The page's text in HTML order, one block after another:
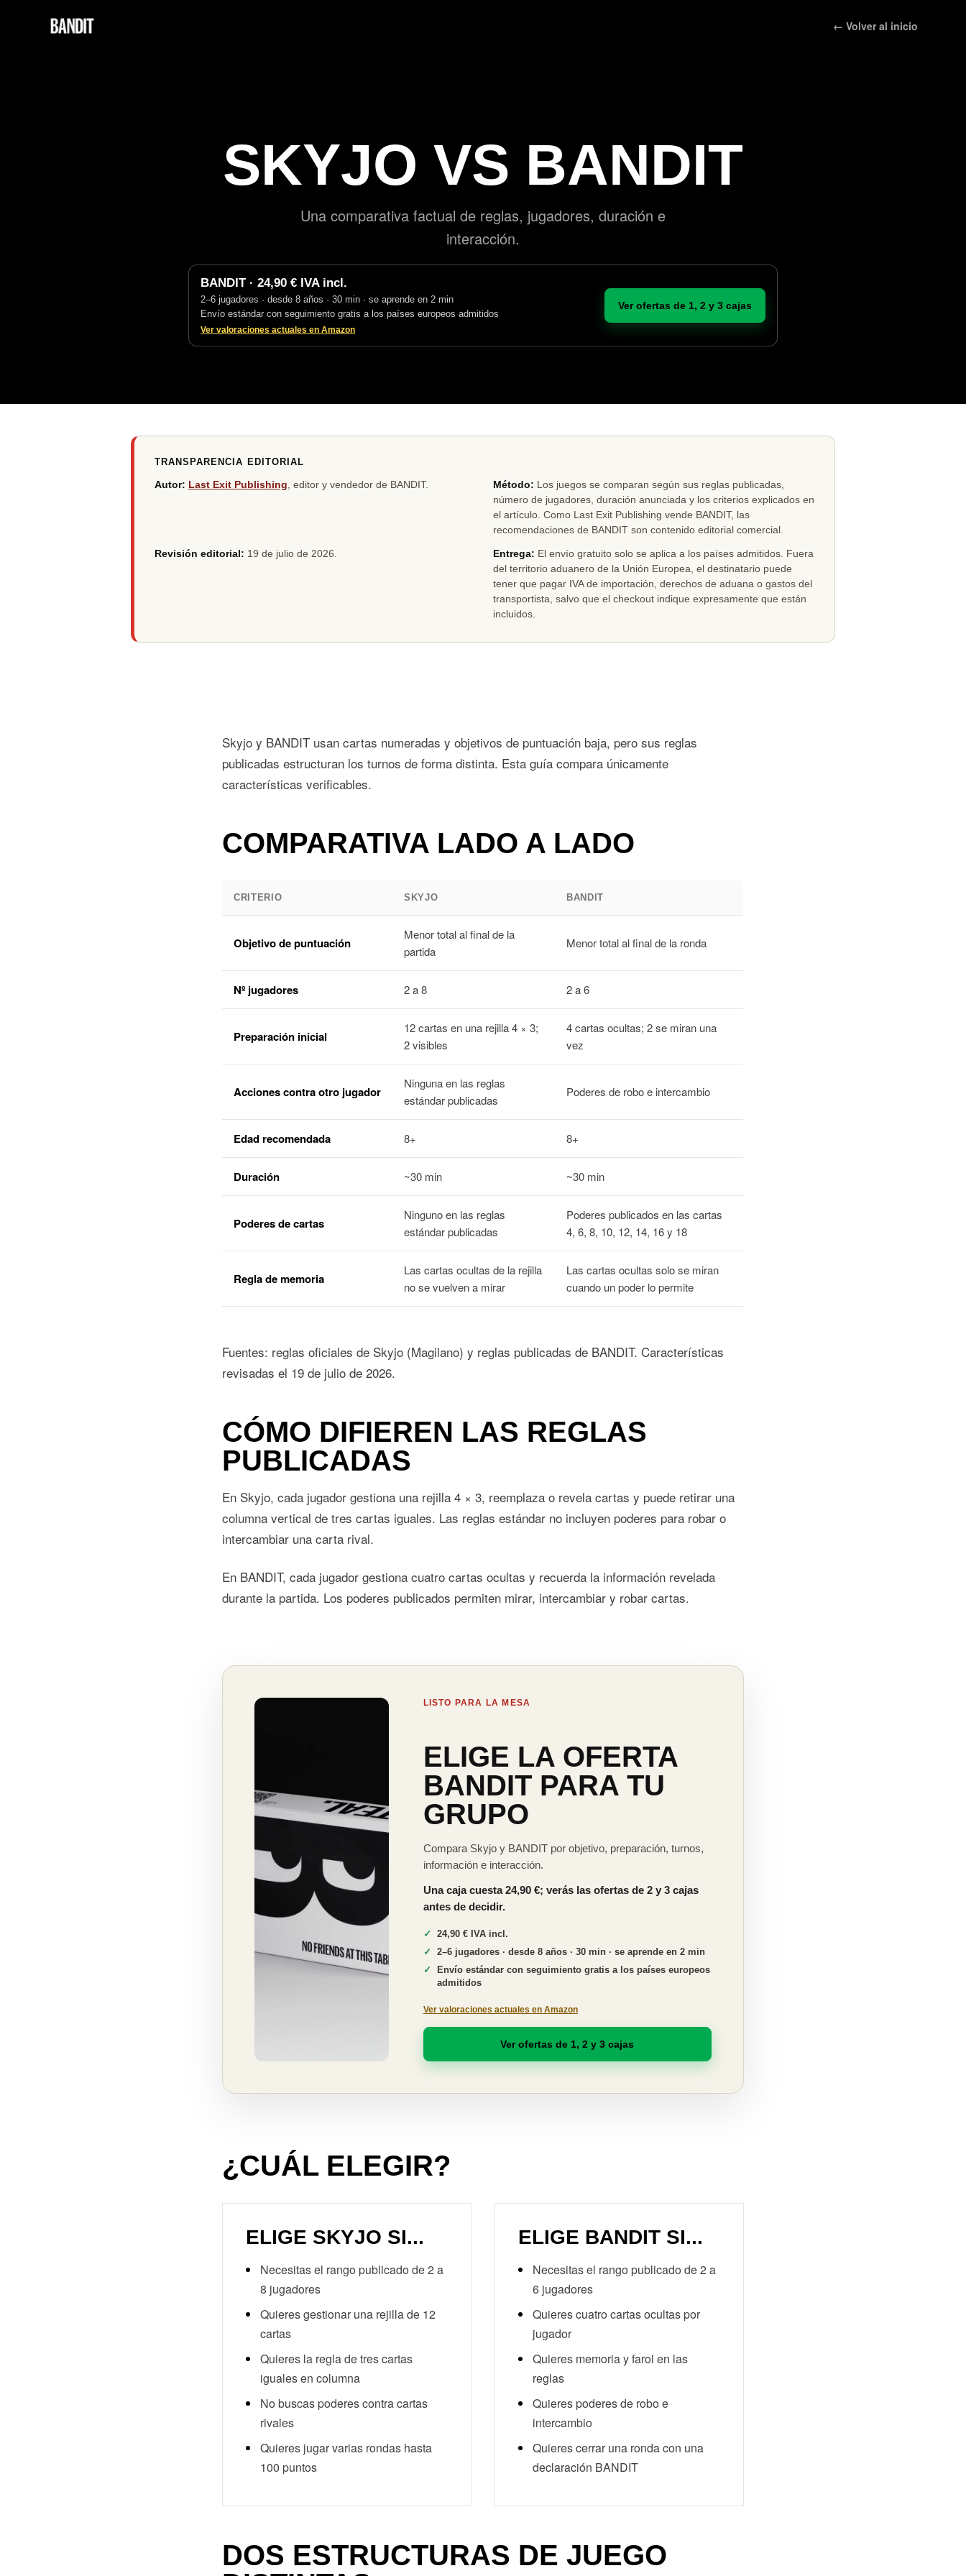
← Volver al inicio
SKYJO VS BANDIT
Una comparativa factual de reglas, jugadores, duración e
interacción.
BANDIT · 24,90 € IVA incl.
2–6 jugadores · desde 8 años · 30 min · se aprende en 2 min
Envío estándar con seguimiento gratis a los países europeos admitidos
Ver valoraciones actuales en Amazon
Ver ofertas de 1, 2 y 3 cajas
TRANSPARENCIA EDITORIAL
Autor: Last Exit Publishing , editor y vendedor de BANDIT. Método: Los juegos se comparan según sus reglas publicadas,
número de jugadores, duración anunciada y los criterios explicados en
el artículo. Como Last Exit Publishing vende BANDIT, las
recomendaciones de BANDIT son contenido editorial comercial.
Revisión editorial: 19 de julio de 2026 Entrega: El envío gratuito solo se aplica a los países admitidos. Fuera
del territorio aduanero de la Unión Europea, el destinatario puede
tener que pagar IVA de importación, derechos de aduana o gastos del
transportista, salvo que el checkout indique expresamente que están
incluidos.
Skyjo y BANDIT usan cartas numeradas y objetivos de puntuación baja, pero sus reglas
publicadas estructuran los turnos de forma distinta. Esta guía compara únicamente
características verificables.
COMPARATIVA LADO A LADO
CRITERIO SKYJO BANDIT
Objetivo de puntuación
Menor total al final de la
partida
Menor total al final de la ronda
Nº jugadores 2 a 8 2 a 6
Preparación inicial
12 cartas en una rejilla 4 × 3;
2 visibles
4 cartas ocultas; 2 se miran una
vez
Acciones contra otro jugador
Ninguna en las reglas
estándar publicadas
Poderes de robo e intercambio
Edad recomendada 8+ 8+
Duración ~30 min ~30 min
Poderes de cartas
Ninguno en las reglas
estándar publicadas
Poderes publicados en las cartas
4, 6, 8, 10, 12, 14, 16 y 18
Regla de memoria
Las cartas ocultas de la rejilla
no se vuelven a mirar
Las cartas ocultas solo se miran
cuando un poder lo permite
Fuentes: reglas oficiales de Skyjo (Magilano) y reglas publicadas de BANDIT. Características
revisadas el 19 de julio de 2026.
CÓMO DIFIEREN LAS REGLAS
PUBLICADAS
En Skyjo, cada jugador gestiona una rejilla 4 × 3, reemplaza o revela cartas y puede retirar una
columna vertical de tres cartas iguales. Las reglas estándar no incluyen poderes para robar o
intercambiar una carta rival.
En BANDIT, cada jugador gestiona cuatro cartas ocultas y recuerda la información revelada
durante la partida. Los poderes publicados permiten mirar, intercambiar y robar cartas.
LISTO PARA LA MESA
ELIGE LA OFERTA
BANDIT PARA TU
GRUPO
Compara Skyjo y BANDIT por objetivo, preparación, turnos,
información e interacción.
Una caja cuesta 24,90 €; verás las ofertas de 2 y 3 cajas
antes de decidir.
24,90 € IVA incl.
2–6 jugadores · desde 8 años · 30 min · se aprende en 2 min
Envío estándar con seguimiento gratis a los países europeos
admitidos
Ver valoraciones actuales en Amazon
Ver ofertas de 1, 2 y 3 cajas
¿CUÁL ELEGIR?
ELIGE SKYJO SI...
Necesitas el rango publicado de 2 a
8 jugadores
Quieres gestionar una rejilla de 12
cartas
Quieres la regla de tres cartas
iguales en columna
No buscas poderes contra cartas
rivales
Quieres jugar varias rondas hasta
100 puntos
ELIGE BANDIT SI...
Necesitas el rango publicado de 2 a
6 jugadores
Quieres cuatro cartas ocultas por
jugador
Quieres memoria y farol en las
reglas
Quieres poderes de robo e
intercambio
Quieres cerrar una ronda con una
declaración BANDIT
DOS ESTRUCTURAS DE JUEGO